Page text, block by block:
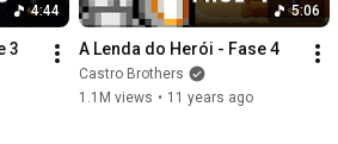
4:44
3
5:06
A Lenda do Herói - Fase 4
Castro Brothers
1.1M views • 11 years ago